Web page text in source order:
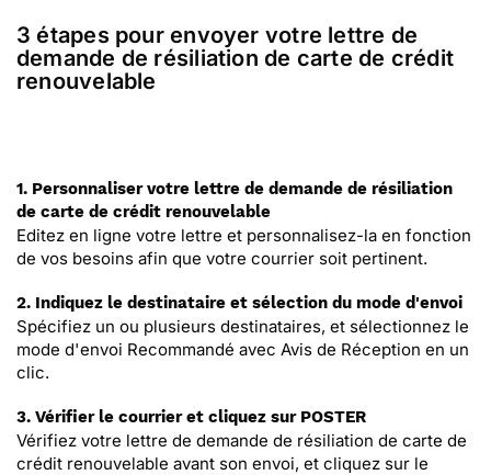
3 étapes pour envoyer votre lettre de
demande de résiliation de carte de crédit
renouvelable
1. Personnaliser votre lettre de demande de résiliation
de carte de crédit renouvelable
Editez en ligne votre lettre et personnalisez-la en fonction
de vos besoins afin que votre courrier soit pertinent.
2. Indiquez le destinataire et sélection du mode d'envoi
Spécifiez un ou plusieurs destinataires, et sélectionnez le
mode d'envoi Recommandé avec Avis de Réception en un
clic.
3. Vérifier le courrier et cliquez sur POSTER
Vérifiez votre lettre de demande de résiliation de carte de
crédit renouvelable avant son envoi, et cliquez sur le